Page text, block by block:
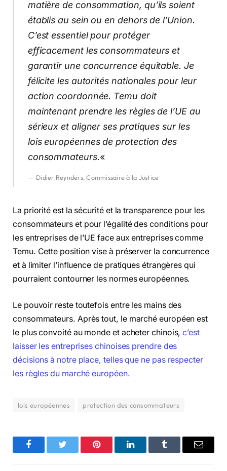
matière de consommation, qu’ils soient
établis au sein ou en dehors de l’Union.
C’est essentiel pour protéger
efficacement les consommateurs et
garantir une concurrence équitable. Je
félicite les autorités nationales pour leur
action coordonnée. Temu doit
maintenant prendre les règles de l’UE au
sérieux et aligner ses pratiques sur les
lois européennes de protection des
consommateurs.«
Didier Reynders, Commissaire à la Justice
La priorité est la sécurité et la transparence pour les
consommateurs et pour l’égalité des conditions pour
les entreprises de l’UE face aux entreprises comme
Temu. Cette position vise à préserver la concurrence
et à limiter l’influence de pratiques étrangères qui
pourraient contourner les normes européennes.
Le pouvoir reste toutefois entre les mains des
consommateurs. Après tout, le marché européen est
le plus convoité au monde et acheter chinois, c’est
laisser les entreprises chinoises prendre des
décisions à notre place, telles que ne pas respecter
les règles du marché européen.
lois européennes protection des consommateurs
FacebookTwitter Pinterest LinkedInTumblr Email